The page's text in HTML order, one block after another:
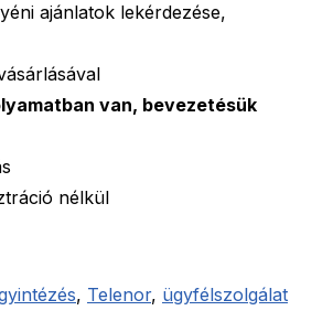
ajánlatok lekérdezése,
van, bevezetésük
nélkül
, Telenor, ügyfélszolgálat